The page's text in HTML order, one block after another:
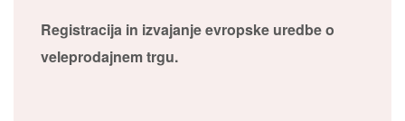
Registracija in izvajanje evropske uredbe o
veleprodajnem trgu.